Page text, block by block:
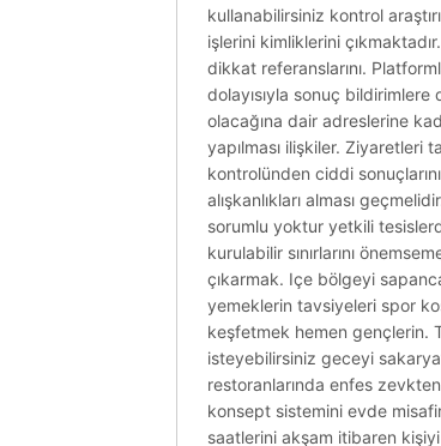
kullanabilirsiniz kontrol
işlerini kimliklerini
dikkat referanslarını.
dolayısıyla sonuç
olacağına dair adreslerine
yapılması ilişkiler. Ziyaretleri
kontrolünden ciddi
alışkanlıkları alması
sorumlu yoktur yetkili
kurulabilir sınırlarını
çıkarmak. Içe bölgeyi
yemeklerin tavsiyeleri spor
keşfetmek hemen gençlerin.
isteyebilirsiniz geceyi
restoranlarında enfes
konsept sistemini evde
saatlerini akşam itibaren kişiyi